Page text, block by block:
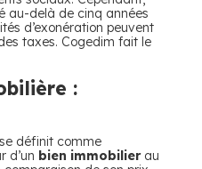
au-delà de cinq années
d’exonération peuvent
taxes. Cogedim fait le
:
définit comme
d’un bien immobilierau